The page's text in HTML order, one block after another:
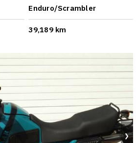
Enduro/Scrambler
39,189 km